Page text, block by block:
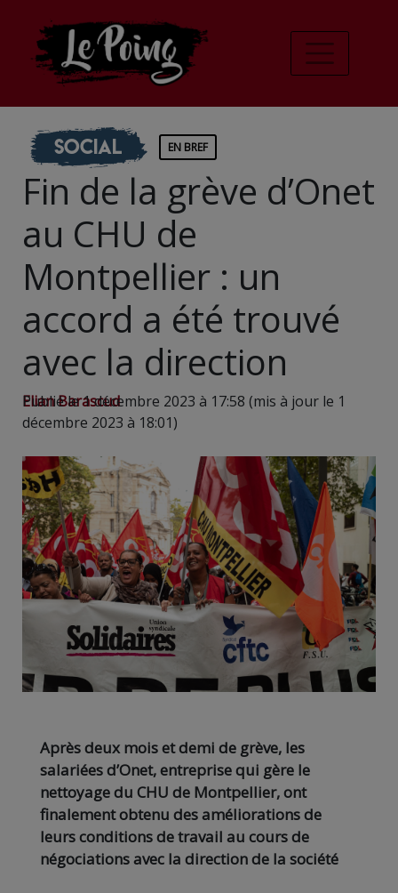
Social EN BREF
Fin de la grève d’Onet
au CHU de
Montpellier : un
accord a été trouvé
avec la direction
Elian Barascud
Publié le 1 décembre 2023 à 17:58 (mis à jour le 1
décembre 2023 à 18:01)
Après deux mois et demi de grève, les
salariées d’Onet, entreprise qui gère le
nettoyage du CHU de Montpellier, ont
finalement obtenu des améliorations de
leurs conditions de travail au cours de
négociations avec la direction de la société